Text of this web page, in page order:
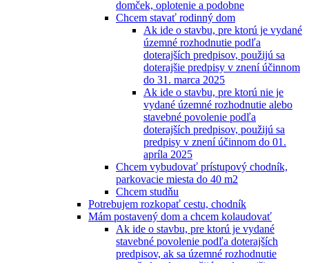
domček, oplotenie a podobne
Chcem stavať rodinný dom
Ak ide o stavbu, pre ktorú je vydané
územné rozhodnutie podľa
doterajších predpisov, použijú sa
doterajšie predpisy v znení účinnom
do 31. marca 2025
Ak ide o stavbu, pre ktorú nie je
vydané územné rozhodnutie alebo
stavebné povolenie podľa
doterajších predpisov, použijú sa
predpisy v znení účinnom do 01.
apríla 2025
Chcem vybudovať prístupový chodník,
parkovacie miesta do 40 m2
Chcem studňu
Potrebujem rozkopať cestu, chodník
Mám postavený dom a chcem kolaudovať
Ak ide o stavbu, pre ktorú je vydané
stavebné povolenie podľa doterajších
predpisov, ak sa územné rozhodnutie